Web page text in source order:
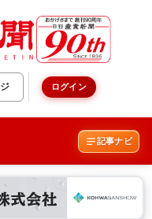
ログイン
記事ナビ